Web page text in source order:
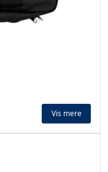
Vis mere